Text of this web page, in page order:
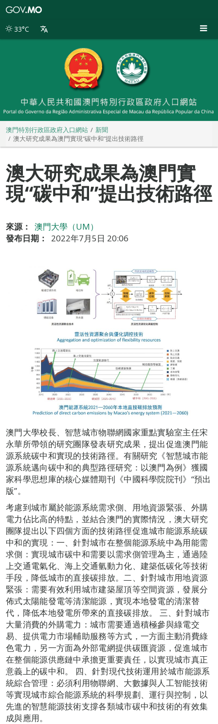
別
33°C
澳門特別行政區政府入口網站
新聞
澳大研究成果為澳門實現“碳中和”提出技術路徑
澳大研究成果為澳門實
現“碳中和”提出技術路徑
來源：
澳門大學（UM）
發布日期：
2022年7月5日 20:06
澳門大學校長、智慧城市物聯網國家重點實驗室主任宋
永華所帶領的研究團隊發表研究成果，提出促進澳門能
源系統碳中和實現的技術路徑。有關研究《智慧城市能
源系統邁向碳中和的典型路徑研究：以澳門為例》獲國
家科學思想庫的核心媒體期刊《中國科學院院刊》“預出
版”。
考慮到城市屬於能源系統需求側、用地資源緊張、外購
電力佔比高的特點，並結合澳門的實際情況，澳大研究
團隊提出以下四個方面的技術路徑促進城市能源系統碳
中和的實現：一、針對城市在整個能源系統中為用能需
求側：實現城市碳中和需要以需求側管理為主，通過陸
上交通電氣化、海上交通氫動力化、建築低碳化等技術
手段，降低城市的直接碳排放。二、針對城市用地資源
緊張：需要有效利用城市建築屋頂等空間資源，發展分
佈式太陽能發電等清潔能源，實現本地發電的清潔替
代，降低本地發電所帶來的直接碳排放。 三、針對城市
大量消費的外購電力：城市需要通過積極參與綠電交
易、提供電力市場輔助服務等方式，一方面主動消費綠
色電力，另一方面為外部電網提供碳匯資源，促進城市
在整個能源供應鏈中承擔更重要責任，以實現城市真正
意義上的碳中和。 四、針對現代技術運用於城市能源系
統綜合管理：必須利用物聯網、大數據與人工智能技術
等實現城市綜合能源系統的科學規劃、運行與控制，以
先進的智慧能源技術支撐各類城市碳中和技術的有效集
成與應用。